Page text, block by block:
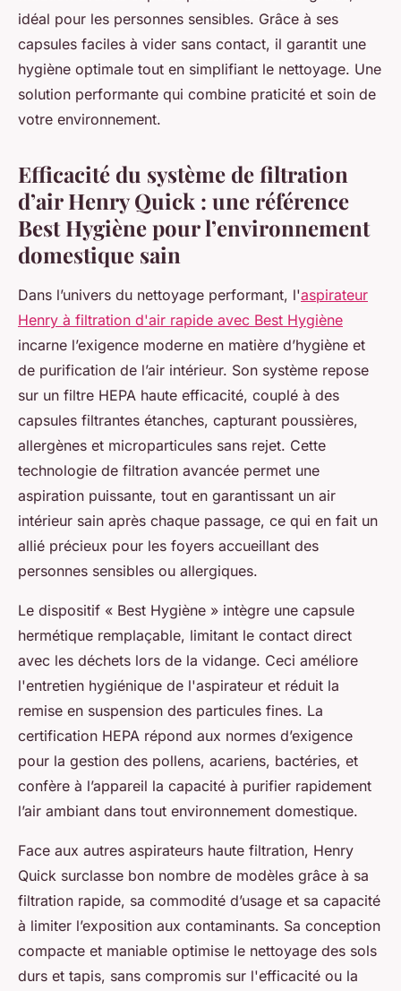
Ismaël•31 juillet 2025•5 min de lecture
idéal pour les personnes sensibles. Grâce à ses
capsules faciles à vider sans contact, il garantit une
hygiène optimale tout en simplifiant le nettoyage. Une
solution performante qui combine praticité et soin de
votre environnement.
Efficacité du système de filtration
d’air Henry Quick : une référence
Best Hygiène pour l’environnement
domestique sain
Dans l’univers du nettoyage performant, l'aspirateur
Henry à filtration d'air rapide avec Best Hygiène
incarne l’exigence moderne en matière d’hygiène et
de purification de l’air intérieur. Son système repose
sur un filtre HEPA haute efficacité, couplé à des
capsules filtrantes étanches, capturant poussières,
allergènes et microparticules sans rejet. Cette
technologie de filtration avancée permet une
aspiration puissante, tout en garantissant un air
intérieur sain après chaque passage, ce qui en fait un
allié précieux pour les foyers accueillant des
personnes sensibles ou allergiques.
Le dispositif « Best Hygiène » intègre une capsule
hermétique remplaçable, limitant le contact direct
avec les déchets lors de la vidange. Ceci améliore
l'entretien hygiénique de l'aspirateur et réduit la
remise en suspension des particules fines. La
certification HEPA répond aux normes d’exigence
pour la gestion des pollens, acariens, bactéries, et
confère à l’appareil la capacité à purifier rapidement
l’air ambiant dans tout environnement domestique.
Face aux autres aspirateurs haute filtration, Henry
Quick surclasse bon nombre de modèles grâce à sa
filtration rapide, sa commodité d’usage et sa capacité
à limiter l’exposition aux contaminants. Sa conception
compacte et maniable optimise le nettoyage des sols
durs et tapis, sans compromis sur l'efficacité ou la